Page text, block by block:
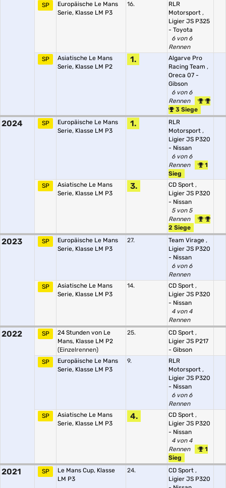
SP
Europäische Le Mans
Serie, Klasse LM P3
16.
RLR
Motorsport ,
Ligier JS P325
- Toyota
6 von 6
Rennen
SP
Asiatische Le Mans
Serie, Klasse LM P2
1.
Algarve Pro
Racing Team ,
Oreca 07 -
Gibson
6 von 6
Rennen
3 Siege
2024 SP
Europäische Le Mans
Serie, Klasse LM P3
1.
RLR
Motorsport ,
Ligier JS P320
- Nissan
6 von 6
Rennen
1
Sieg
SP
Asiatische Le Mans
Serie, Klasse LM P3
3. CD Sport ,
Ligier JS P320
- Nissan
5 von 5
Rennen
2 Siege
2023 SP
Europäische Le Mans
Serie, Klasse LM P3
27. Team Virage ,
Ligier JS P320
- Nissan
6 von 6
Rennen
SP
Asiatische Le Mans
Serie, Klasse LM P3
14. CD Sport ,
Ligier JS P320
- Nissan
4 von 4
Rennen
2022 SP
24 Stunden von Le
Mans, Klasse LM P2
(Einzelrennen)
25. CD Sport ,
Ligier JS P217
- Gibson
SP
Europäische Le Mans
Serie, Klasse LM P3
9.
RLR
Motorsport ,
Ligier JS P320
- Nissan
6 von 6
Rennen
SP
Asiatische Le Mans
Serie, Klasse LM P3
4. CD Sport ,
Ligier JS P320
- Nissan
4 von 4
Rennen
1
Sieg
2021 SP
Le Mans Cup, Klasse
LM P3
24. CD Sport ,
Ligier JS P320